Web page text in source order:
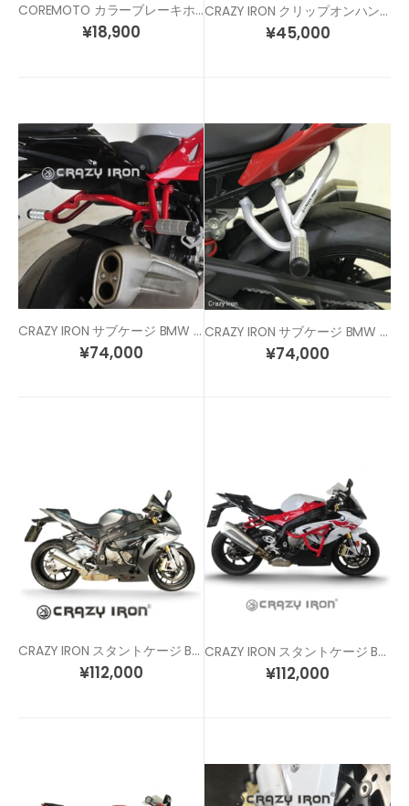
COREMOTO カラーブレーキホース S1000RR レーススペックモデル
¥18,900
CRAZY IRON クリップオンハンドル 各色 / 各サイズ
¥45,000
CRAZY IRON サブケージ BMW S1000RR (15-18)
¥74,000
CRAZY IRON サブケージ BMW S1000RR (19-22) / S1000R (21-) / M1000R / M1000RR
¥74,000
CRAZY IRON スタントケージ BMW S1000RR (12-14)
¥112,000
CRAZY IRON スタントケージ BMW S1000RR (15-18)
¥112,000